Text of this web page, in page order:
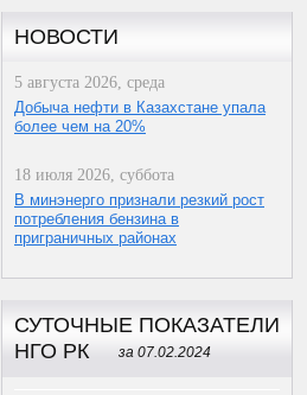
НОВОСТИ
5 августа 2026, среда
Добыча нефти в Казахстане упала
более чем на 20%
18 июля 2026, суббота
В минэнерго признали резкий рост
потребления бензина в
приграничных районах
СУТОЧНЫЕ ПОКАЗАТЕЛИ
НГО РК
за 07.02.2024